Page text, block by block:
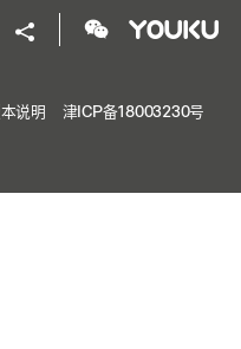
说明
津ICP备18003230号